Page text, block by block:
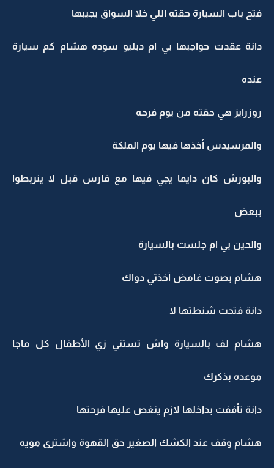
فتح باب السيارة حقته اللي خلا السواق يجيبها
دانة عقدت حواجبها بي ام دبليو سوده هشام كم سيارة
عنده
روزرايز هي حقته من يوم فرحه
والمرسيدس أخذها فيها يوم الملكة
والبورش كان دايما يجي فيها مع فارس قبل لا ينربطوا
ببعض
والحين بي ام جلست بالسيارة
هشام بصوت غامض أخذتي دواك
دانة فتحت شنطتها لا
هشام لف بالسيارة واش تستني زي الأطفال كل ماجا
موعده بذكرك
دانة تأففت بداخلها لازم ينغص عليها فرحتها
هشام وقف عند الكشك الصغير حق القهوة واشترى مويه